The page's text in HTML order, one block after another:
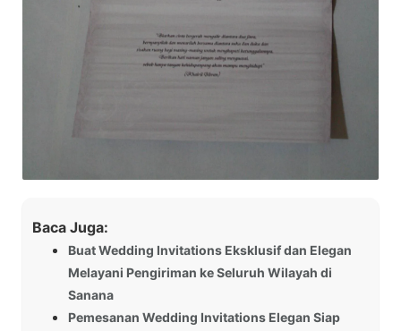
Baca Juga:
Buat Wedding Invitations Eksklusif dan Elegan
Melayani Pengiriman ke Seluruh Wilayah di
Sanana
Pemesanan Wedding Invitations Elegan Siap